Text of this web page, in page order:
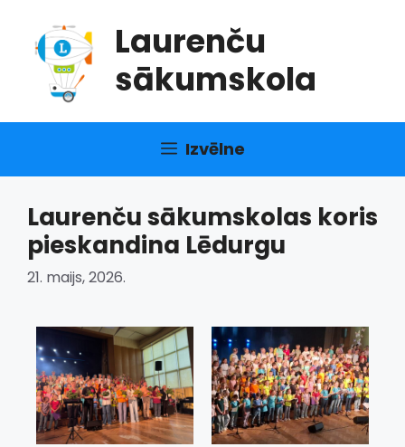
saturu
Laurenču
sākumskola
Izvēlne
Laurenču sākumskolas koris
pieskandina Lēdurgu
21. maijs, 2026.